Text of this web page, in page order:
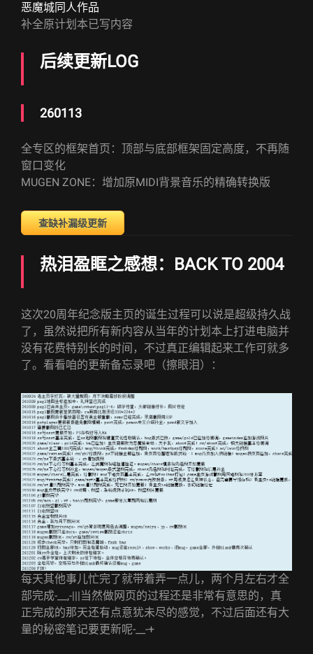
恶魔城同人作品
补全原计划本已写内容
后续更新LOG
260113
全专区的框架首页：顶部与底部框架固定高度，不再随
窗口变化
MUGEN ZONE：增加原MIDI背景音乐的精确转换版
查缺补漏级更新
热泪盈眶之感想：BACK TO 2004
这次20周年纪念版主页的诞生过程可以说是超级持久战
了，虽然说把所有新内容从当年的计划本上打进电脑并
没有花费特别长的时间，不过真正编辑起来工作可就多
了。看看咱的更新备忘录吧（擦眼泪）：
每天其他事儿忙完了就带着弄一点儿，两个月左右才全
部完成-__,-|||当然做网页的过程还是非常有意思的，真
正完成的那天还有点意犹未尽的感觉，不过后面还有大
量的秘密笔记要更新呢-__-+